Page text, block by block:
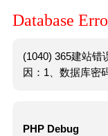
Database
(1040) 365建站错
因：1、数据库密
PHP Debug